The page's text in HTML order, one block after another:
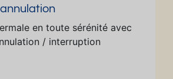
en toute sérénité avec
/ interruption